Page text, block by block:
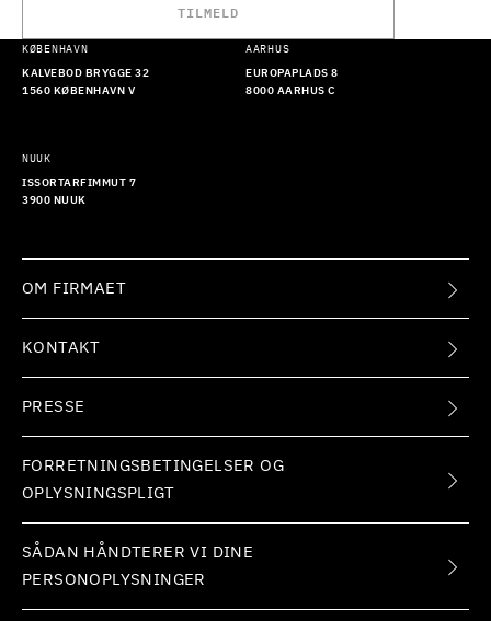
TILMELD
KØBENHAVN
KALVEBOD BRYGGE 32
1560 KØBENHAVN V
AARHUS
EUROPAPLADS 8
8000 AARHUS C
NUUK
ISSORTARFIMMUT 7
3900 NUUK
OM FIRMAET
KONTAKT
PRESSE
FORRETNINGSBETINGELSER OG
OPLYSNINGSPLIGT
SÅDAN HÅNDTERER VI DINE
PERSONOPLYSNINGER